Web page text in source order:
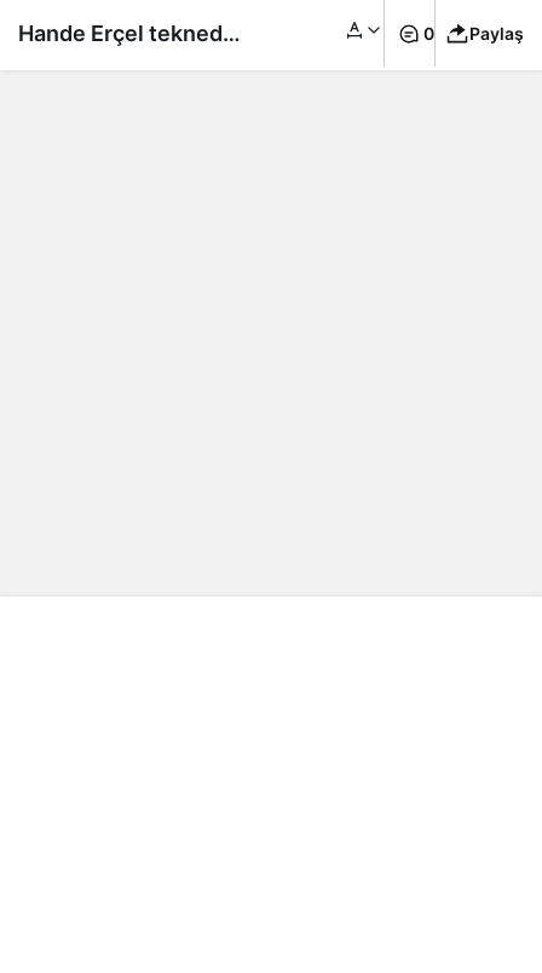
Hande Erçel teknede 0 Paylaş